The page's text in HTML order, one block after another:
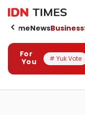
HomeNewsBusiness
For
You
# Yuk Vote